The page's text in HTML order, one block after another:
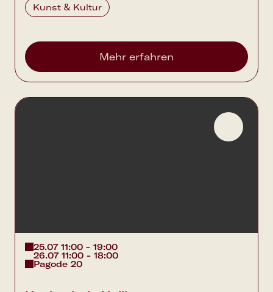
Kunst & Kultur
Mehr erfahren
25.07 11:00 - 19:00
26.07 11:00 - 18:00
Pagode 20